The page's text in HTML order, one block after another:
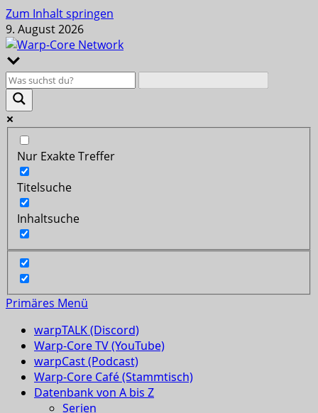
Zum Inhalt springen
9. August 2026
Nur Exakte Treffer
Titelsuche
Inhaltsuche
Primäres Menü
warpTALK (Discord)
Warp-Core TV (YouTube)
warpCast (Podcast)
Warp-Core Café (Stammtisch)
Datenbank von A bis Z
Serien